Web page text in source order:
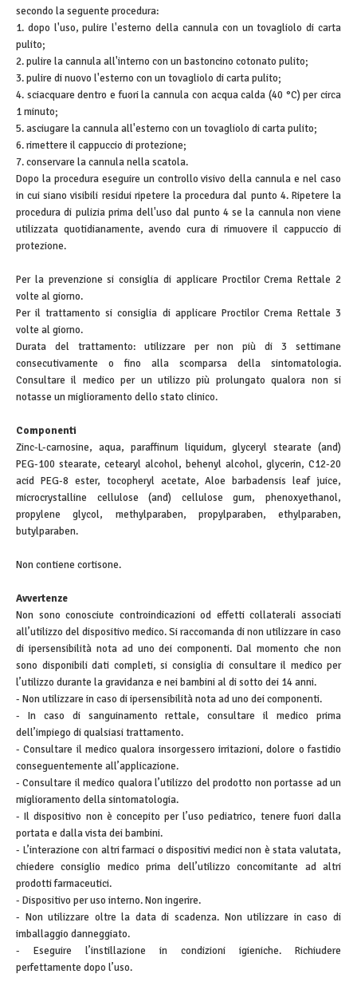
secondo la seguente procedura:
1. dopo l'uso, pulire l'esterno della cannula con un tovagliolo di carta
pulito;
2. pulire la cannula all'interno con un bastoncino cotonato pulito;
3. pulire di nuovo l'esterno con un tovagliolo di carta pulito;
4. sciacquare dentro e fuori la cannula con acqua calda (40 °C) per circa
1 minuto;
5. asciugare la cannula all'esterno con un tovagliolo di carta pulito;
6. rimettere il cappuccio di protezione;
7. conservare la cannula nella scatola.
Dopo la procedura eseguire un controllo visivo della cannula e nel caso
in cui siano visibili residui ripetere la procedura dal punto 4. Ripetere la
procedura di pulizia prima dell'uso dal punto 4 se la cannula non viene
utilizzata quotidianamente, avendo cura di rimuovere il cappuccio di
protezione.
Per la prevenzione si consiglia di applicare Proctilor Crema Rettale 2
volte al giorno.
Per il trattamento si consiglia di applicare Proctilor Crema Rettale 3
volte al giorno.
Durata del trattamento: utilizzare per non più di 3 settimane
consecutivamente o fino alla scomparsa della sintomatologia.
Consultare il medico per un utilizzo più prolungato qualora non si
notasse un miglioramento dello stato clinico.
Componenti
Zinc-L-carnosine, aqua, paraffinum liquidum, glyceryl stearate (and)
PEG-100 stearate, cetearyl alcohol, behenyl alcohol, glycerin, C12-20
acid PEG-8 ester, tocopheryl acetate, Aloe barbadensis leaf juice,
microcrystalline cellulose (and) cellulose gum, phenoxyethanol,
propylene glycol, methylparaben, propylparaben, ethylparaben,
butylparaben.
Non contiene cortisone.
Avvertenze
Non sono conosciute controindicazioni od effetti collaterali associati
all’utilizzo del dispositivo medico. Si raccomanda di non utilizzare in caso
di ipersensibilità nota ad uno dei componenti. Dal momento che non
sono disponibili dati completi, si consiglia di consultare il medico per
l’utilizzo durante la gravidanza e nei bambini al di sotto dei 14 anni.
- Non utilizzare in caso di ipersensibilità nota ad uno dei componenti.
- In caso di sanguinamento rettale, consultare il medico prima
dell’impiego di qualsiasi trattamento.
- Consultare il medico qualora insorgessero irritazioni, dolore o fastidio
conseguentemente all’applicazione.
- Consultare il medico qualora l’utilizzo del prodotto non portasse ad un
miglioramento della sintomatologia.
- Il dispositivo non è concepito per l’uso pediatrico, tenere fuori dalla
portata e dalla vista dei bambini.
- L’interazione con altri farmaci o dispositivi medici non è stata valutata,
chiedere consiglio medico prima dell’utilizzo concomitante ad altri
prodotti farmaceutici.
- Dispositivo per uso interno. Non ingerire.
- Non utilizzare oltre la data di scadenza. Non utilizzare in caso di
imballaggio danneggiato.
- Eseguire l’instillazione in condizioni igieniche. Richiudere
perfettamente dopo l’uso.